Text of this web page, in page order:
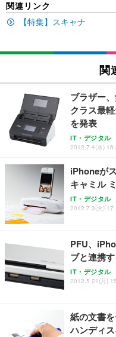
ュチェア 人
￥27,999
Sezlife オフ
ワーク チェ
レスト 3Dヘ
ョン PCチ
務用 おしゃ
￥7,680
Sezlife オフ
ワーク チェ
レスト 3Dヘ
ョン PCチ
務用 おしゃ
￥7,680
ANDWINT
ト 幅52×奥
勤務 ブラッ
￥4,139
イト
【純正品】
フック付き
￥49,979
【整備済み
ー フルHD（
応
￥15,800
【MiniLED/
像低減 (3年
￥34,980
x2袋(84枚)
￥3,234
ネオ・ルー
り 単品
￥1,800
Smart
限定】
￥3,670
アイリスオ
￥3,731
関連リンク
【特集】スキャナ
関
ブラザー
クラス最
を発表
IT・デジタル
2012.7.4(水)
iPhoneが
キャミル
IT・デジタル
2012.7.3(火)
PFU、
ブと連携
IT・デジタル
2012.5.21(月)
紙の文書
ハンディ